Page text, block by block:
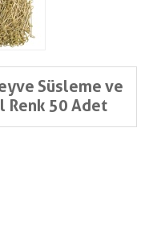
Süsleme ve
Renk 50 Adet